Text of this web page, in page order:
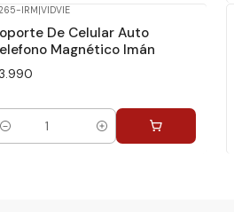
IRM|VIDVIE
De Celular Auto
Magnético Imán